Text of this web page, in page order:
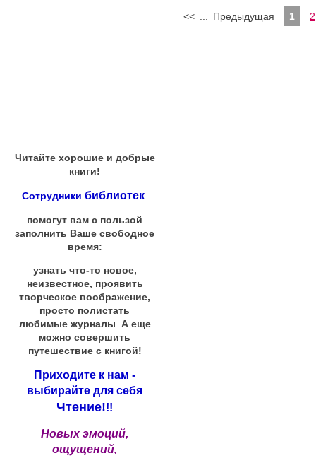
<< Предыдущая 1 2
Читайте хорошие и добрые
книги!
Сотрудники библиотек
помогут вам с пользой
заполнить Ваше свободное
время:
узнать что-то новое,
неизвестное, проявить
творческое воображение,
просто полистать
любимые журналы А еще
можно совершить
путешествие с книгой!
Приходите к нам -
выбирайте для себя
Чтение!!!
Новых эмоций,
ощущений,